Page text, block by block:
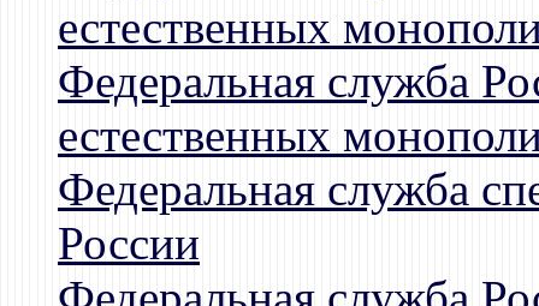
естественных
Федеральная служба
естественных
Федеральная служба
России